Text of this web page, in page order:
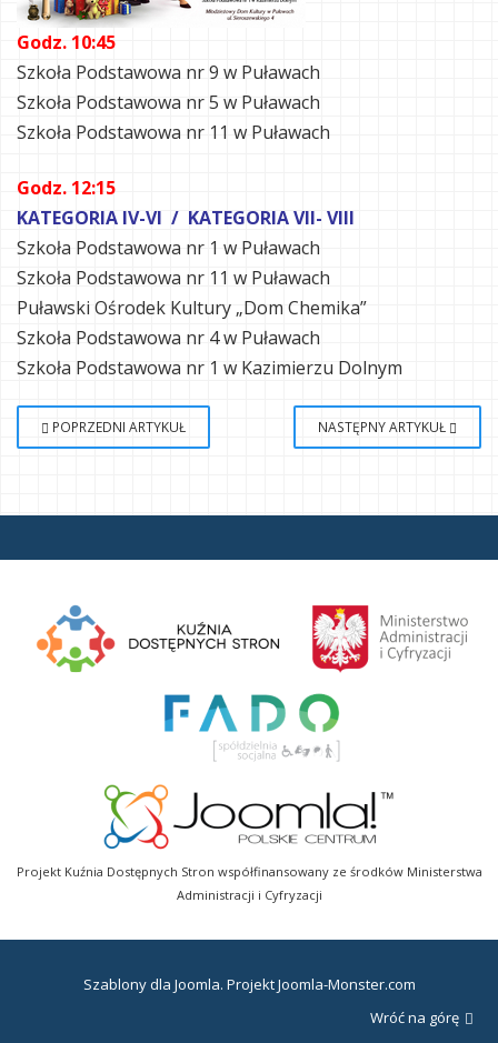
Godz. 10:45
Szkoła Podstawowa nr 9 w Puławach
Szkoła Podstawowa nr 5 w Puławach
Szkoła Podstawowa nr 11 w Puławach
Godz. 12:15
KATEGORIA IV-VI / KATEGORIA VII- VIII
Szkoła Podstawowa nr 1 w Puławach
Szkoła Podstawowa nr 11 w Puławach
Puławski Ośrodek Kultury „Dom Chemika”
Szkoła Podstawowa nr 4 w Puławach
Szkoła Podstawowa nr 1 w Kazimierzu Dolnym
POPRZEDNI ARTYKUŁ NASTĘPNY ARTYKUŁ
Projekt Kuźnia Dostępnych Stron współfinansowany ze środków Ministerstwa
Administracji i Cyfryzacji
Szablony dla Joomla. Projekt Joomla-Monster.com
Wróć na górę